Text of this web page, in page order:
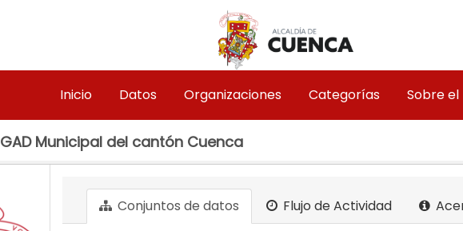
Inicio Datos Organizaciones Categorías Sobre
GAD Municipal del cantón Cuenca
Conjuntos de datos Flujo de Actividad